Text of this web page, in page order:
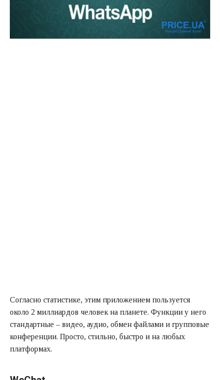
Согласно статистике, этим приложением пользуется
около 2 миллиардов человек на планете. Функции у него
стандартные – видео, аудио, обмен файлами и групповые
конференции. Просто, стильно, быстро и на любых
платформах.